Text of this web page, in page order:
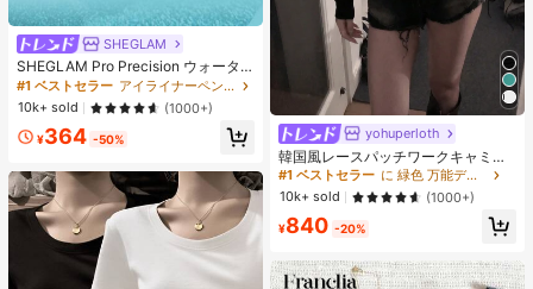
SHEGLAM
SHEGLAM Pro Precision ウォータ
ープルーフリキッドアイライナー-Bl
ack 女性と女の子のためのブランド
ビューティーコスメメイクアップ
#1 ベストセラー
アイライナーペンシル アイライナー
10k+ sold
(1000+)
¥364 -50% yohuperloth
韓国風レースパッチワークキャミソ
ールタンクトップ、Y2Kエステティ
ック、ストリートウェアカジュアル
サマー
#1 ベストセラー
売り切れ間近！
#1 ベストセラー
に 緑色 万能デイリートップス
売り切れ間近！
#1 ベストセラー
に 緑色 万能デイリートップス
売り切れ間近！
#1 ベストセラー
売り切れ間近！
10k+ sold (1000+)
¥840 -20%